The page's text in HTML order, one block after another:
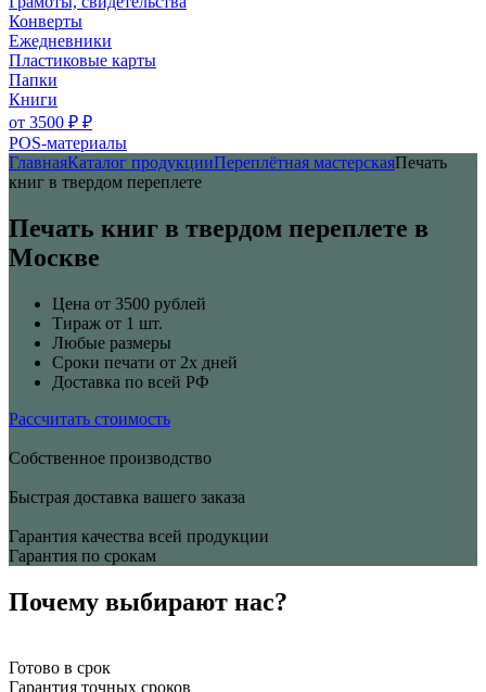
Конверты
Ежедневники
Пластиковые карты
Папки
Книги
от 3500 ₽ ₽
POS-материалы
ГлавнаяКаталог продукцииПереплётная мастерскаяПечать
книг в твердом переплете
Печать книг в твердом переплете в
Москве
Цена от 3500 рублей
Тираж от 1 шт.
Любые размеры
Сроки печати от 2х дней
Доставка по всей РФ
Рассчитать стоимость
Собственное производство
Быстрая доставка вашего заказа
Гарантия качества всей продукции
Гарантия по срокам
Почему выбирают нас?
Готово в срок
Гарантия точных сроков